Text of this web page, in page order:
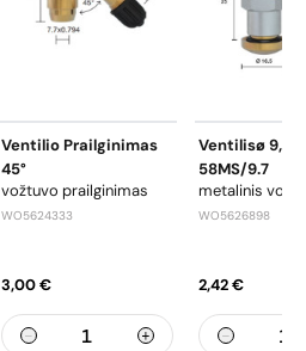
Ventilio Prailginimas
45°
vožtuvo prailginimas
WO5624333
3,00 €
Ventilisø 9,7-
58MS/9.7
metalinis
WO5626898
2,42 €